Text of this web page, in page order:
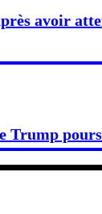
avoir
Trump